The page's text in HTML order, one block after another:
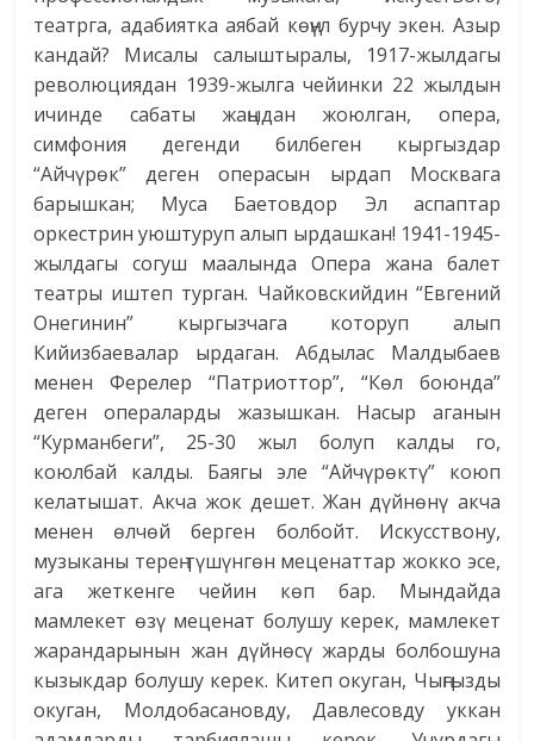
театрга, адабиятка аябай көңүл бурчу экен. Азыр
кандай? Мисалы салыштыралы, 1917-жылдагы
революциядан 1939-жылга чейинки 22 жылдын
ичинде сабаты жаңыдан жоюлган, опера,
симфония дегенди билбеген кыргыздар
“Айчүрөк” деген операсын ырдап Москвага
барышкан; Муса Баетовдор Эл аспаптар
оркестрин уюштуруп алып ырдашкан! 1941-1945-
жылдагы согуш маалында Опера жана балет
театры иштеп турган. Чайковскийдин “Евгений
Онегинин” кыргызчага которуп алып
Кийизбаевалар ырдаган. Абдылас Малдыбаев
менен Ферелер “Патриоттор”, “Көл боюнда”
деген операларды жазышкан. Насыр аганын
“Курманбеги”, 25-30 жыл болуп калды го,
коюлбай калды. Баягы эле “Айчүрөктү” коюп
келатышат. Акча жок дешет. Жан дүйнөнү акча
менен өлчөй берген болбойт. Искусствону,
музыканы терең түшүнгөн меценаттар жокко эсе,
ага жеткенге чейин көп бар. Мындайда
мамлекет өзү меценат болушу керек, мамлекет
жарандарынын жан дүйнөсү жарды болбошуна
кызыкдар болушу керек. Китеп окуган, Чыңгызды
окуган, Молдобасановду, Давлесовду уккан